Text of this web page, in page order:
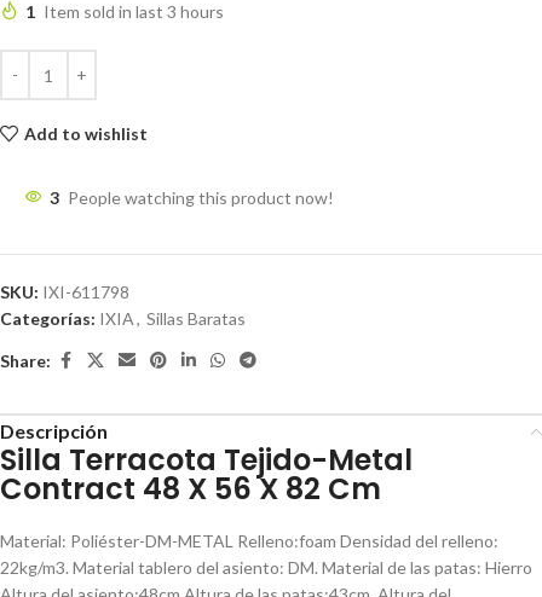
1 Item sold in last 3 hours
Add to wishlist
3 People watching this product now!
SKU: IXI-611798
Categorías: IXIA, Sillas Baratas
Share:
Descripción
Silla Terracota Tejido-Metal
Contract 48 X 56 X 82 Cm
Material: Poliéster-DM-METAL Relleno:foam Densidad del relleno:
22kg/m3. Material tablero del asiento: DM. Material de las patas: Hierro